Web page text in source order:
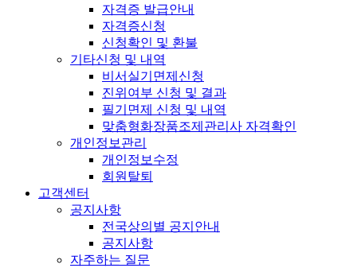
자격증 발급안내
자격증신청
신청확인 및 환불
기타신청 및 내역
비서실기면제신청
진위여부 신청 및 결과
필기면제 신청 및 내역
맞춤형화장품조제관리사 자격확인
개인정보관리
개인정보수정
회원탈퇴
고객센터
공지사항
전국상의별 공지안내
공지사항
자주하는 질문